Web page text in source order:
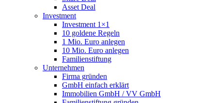
Asset Deal
Investment
Investment 1×1
10 goldene Regeln
1 Mio. Euro anlegen
10 Mio. Euro anlegen
Familienstiftung
Unternehmen
Firma gründen
GmbH einfach erklärt
Immobilien GmbH / VV GmbH